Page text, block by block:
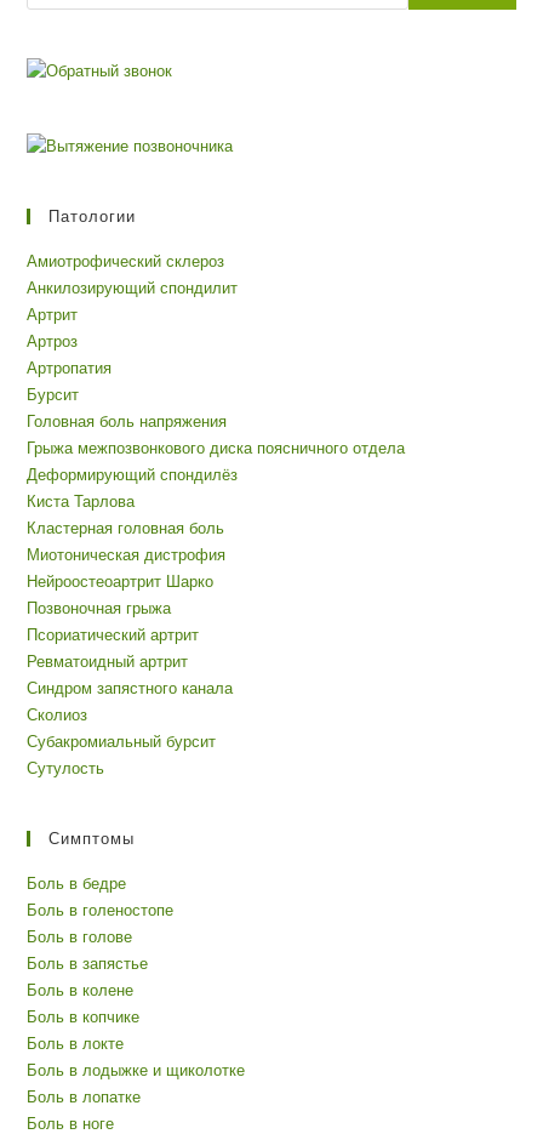
Патологии
Амиотрофический склероз
Анкилозирующий спондилит
Артрит
Артроз
Артропатия
Бурсит
Головная боль напряжения
Грыжа межпозвонкового диска поясничного отдела
Деформирующий спондилёз
Киста Тарлова
Кластерная головная боль
Миотоническая дистрофия
Нейроостеоартрит Шарко
Позвоночная грыжа
Псориатический артрит
Ревматоидный артрит
Синдром запястного канала
Сколиоз
Субакромиальный бурсит
Сутулость
Симптомы
Боль в бедре
Боль в голеностопе
Боль в голове
Боль в запястье
Боль в колене
Боль в копчике
Боль в локте
Боль в лодыжке и щиколотке
Боль в лопатке
Боль в ноге